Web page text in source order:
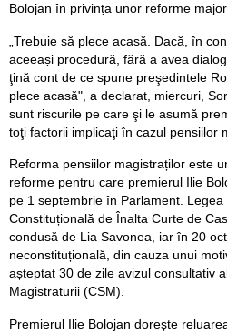
Bolojan în privința unor reforme
„Trebuie să plece acasă. Dacă, în
aceeași procedură, fără a avea
ţină cont de ce spune preşedintele
plece acasă", a declarat, miercuri,
sunt riscurile pe care şi le asumă
toţi factorii implicaţi în cazul pensiilor
Reforma pensiilor magistraților este
reforme pentru care premierul Ilie
pe 1 septembrie în Parlament.
Constituțională de Înalta Curte de
condusă de Lia Savonea, iar în 20
neconstituțională, din cauza unui
așteptat 30 de zile avizul consultativ
Magistraturii (CSM).
Premierul Ilie Bolojan dorește